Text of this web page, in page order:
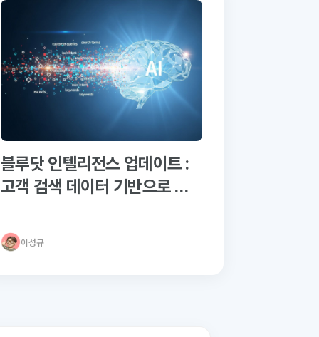
블루닷 인텔리전스 업데이트 :
고객 검색 데이터 기반으로 프
이성규